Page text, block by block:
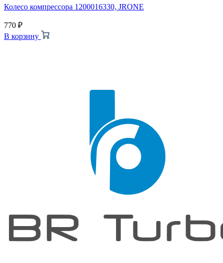
Колесо компрессора 1200016330, JRONE
770 ₽
В корзину